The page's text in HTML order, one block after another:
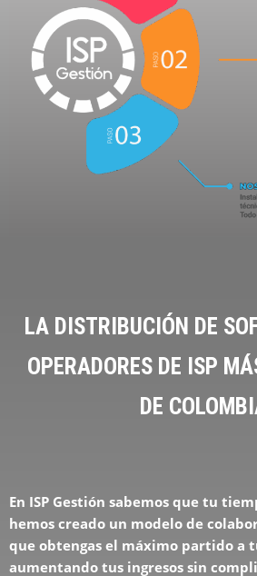
LA DISTRIBUCIÓN DE
OPERADORES DE ISP
DE
En ISP Gestión sabemos que tu
hemos creado un modelo de
que obtengas el máximo partido a
aumentando tus ingresos sin